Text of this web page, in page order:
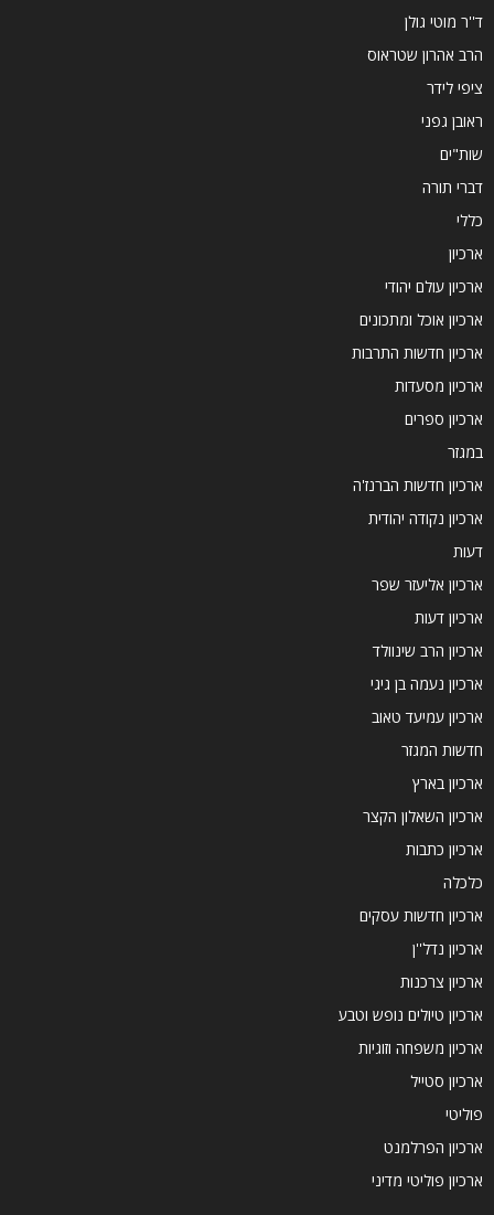
ד''ר מוטי גולן
הרב אהרון שטראוס
ציפי לידר
ראובן גפני
שות"ים
דברי תורה
כללי
ארכיון
ארכיון עולם יהודי
ארכיון אוכל ומתכונים
ארכיון חדשות התרבות
ארכיון מסעדות
ארכיון ספרים
במגזר
ארכיון חדשות הברנז'ה
ארכיון נקודה יהודית
דעות
ארכיון אליעזר שפר
ארכיון דעות
ארכיון הרב שינוולד
ארכיון נעמה בן גיגי
ארכיון עמיעד טאוב
חדשות המגזר
ארכיון בארץ
ארכיון השאלון הקצר
ארכיון כתבות
כלכלה
ארכיון חדשות עסקים
ארכיון נדל''ן
ארכיון צרכנות
ארכיון טיולים נופש וטבע
ארכיון משפחה וזוגיות
ארכיון סטייל
פוליטי
ארכיון הפרלמנט
ארכיון פוליטי מדיני